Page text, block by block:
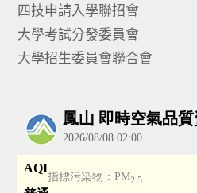
四技申請入學聯招會
大學考試分發委員會
大學招生委員會聯合會